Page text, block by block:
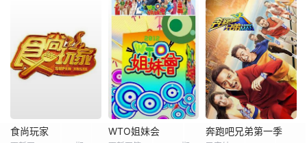
食尚玩家 WTO姐妹会 奔跑吧兄弟第一季